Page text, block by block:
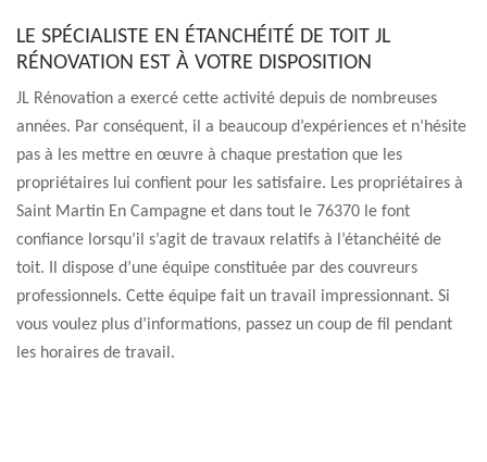
LE SPÉCIALISTE EN ÉTANCHÉITÉ DE TOIT JL
RÉNOVATION EST À VOTRE DISPOSITION
JL Rénovation a exercé cette activité depuis de nombreuses
années. Par conséquent, il a beaucoup d’expériences et n’hésite
pas à les mettre en œuvre à chaque prestation que les
propriétaires lui confient pour les satisfaire. Les propriétaires à
Saint Martin En Campagne et dans tout le 76370 le font
confiance lorsqu’il s’agit de travaux relatifs à l’étanchéité de
toit. Il dispose d’une équipe constituée par des couvreurs
professionnels. Cette équipe fait un travail impressionnant. Si
vous voulez plus d’informations, passez un coup de fil pendant
les horaires de travail.